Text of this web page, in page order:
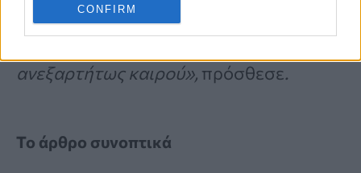
CONFIRM
γήρανση, τις δυσχρωμίες και ακόμη και
ανεξαρτήτως καιρού», πρόσθεσε.
Το άρθρο συνοπτικά